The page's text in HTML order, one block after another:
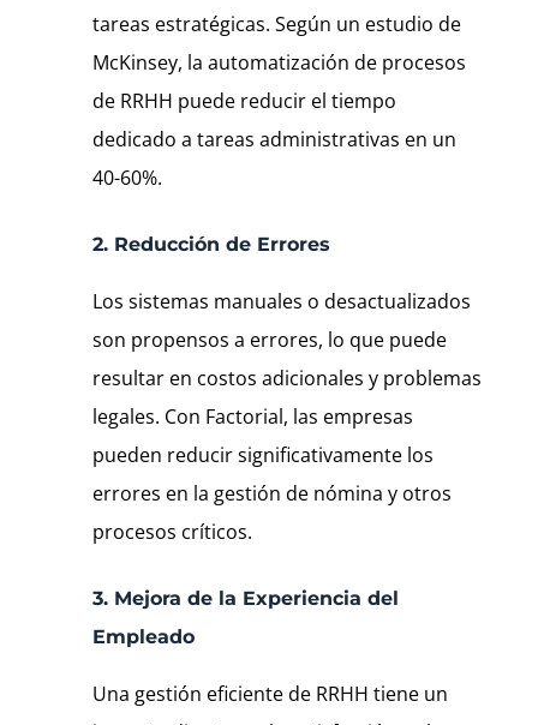
tareas estratégicas. Según un estudio de
McKinsey, la automatización de procesos
de RRHH puede reducir el tiempo
dedicado a tareas administrativas en un
40-60%.
2. Reducción de Errores
Los sistemas manuales o desactualizados
son propensos a errores, lo que puede
resultar en costos adicionales y problemas
legales. Con Factorial, las empresas
pueden reducir significativamente los
errores en la gestión de nómina y otros
procesos críticos.
3. Mejora de la Experiencia del
Empleado
Una gestión eficiente de RRHH tiene un